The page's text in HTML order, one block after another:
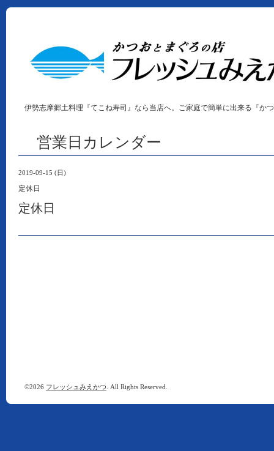
伊勢志摩郷土料理『てこね寿司』なら当店へ。ご家庭で簡単に出来る『か
営業日カレンダー
2019-09-15 (日)
定休日
定休日
©2026 フレッシュみえかつ . All Rights Reserved.